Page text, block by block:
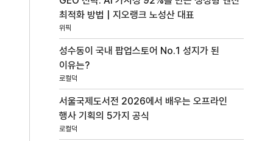
최적화 방법 | 지오랭크 노성산 대표
위픽
성수동이 국내 팝업스토어 No.1 성지가 된
이유는?
로컬덕
서울국제도서전 2026에서 배우는 오프라인
행사 기획의 5가지 공식
로컬덕